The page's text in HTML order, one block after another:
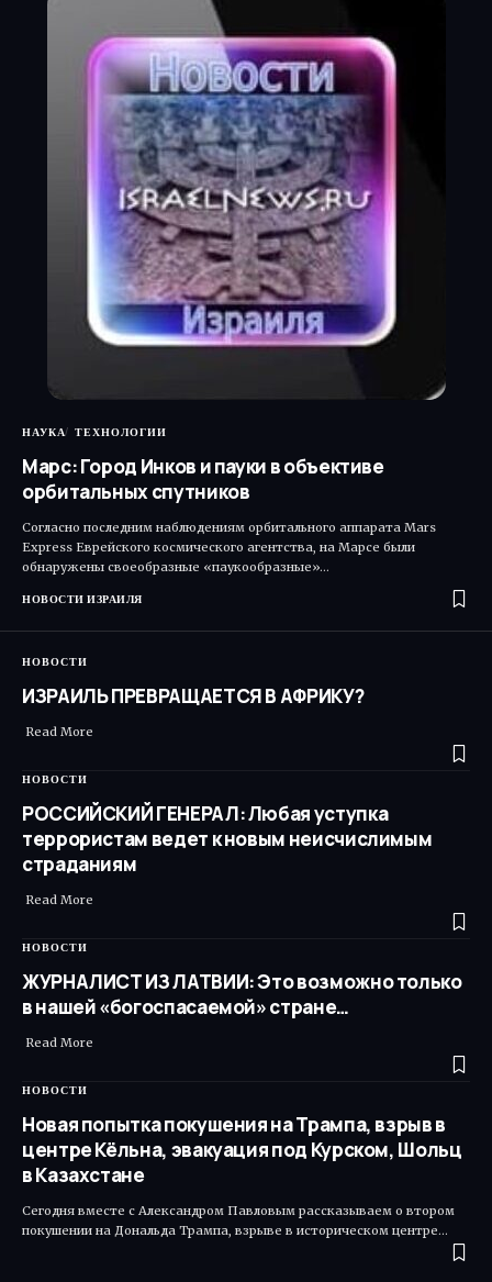
НАУКА ТЕХНОЛОГИИ
Марс: Город Инков и пауки в объективе
орбитальных спутников
Согласно последним наблюдениям орбитального аппарата Mars
Express Еврейского космического агентства, на Марсе были
обнаружены своеобразные «паукообразные»…
НОВОСТИ ИЗРАИЛЯ
НОВОСТИ
ИЗРАИЛЬ ПРЕВРАЩАЕТСЯ В АФРИКУ?
Read More ​
НОВОСТИ
РОССИЙСКИЙ ГЕНЕРАЛ: Любая уступка
террористам ведет к новым неисчислимым
страданиям
Read More ​
НОВОСТИ
ЖУРНАЛИСТ ИЗ ЛАТВИИ: Это возможно только
в нашей «богоспасаемой» стране…
Read More ​
НОВОСТИ
Новая попытка покушения на Трампа, взрыв в
центре Кёльна, эвакуация под Курском, Шольц
в Казахстане
Сегодня вместе с Александром Павловым рассказываем о втором
покушении на Дональда Трампа, взрыве в историческом центре…